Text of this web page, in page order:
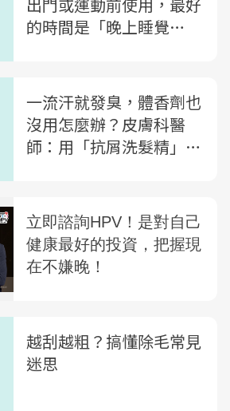
的時間是「晚上睡覺
一流汗就發臭，體香劑也
沒用怎麼辦？皮膚科醫
師：用「抗屑洗髮精」有
越刮越粗？搞懂除毛常見
迷思